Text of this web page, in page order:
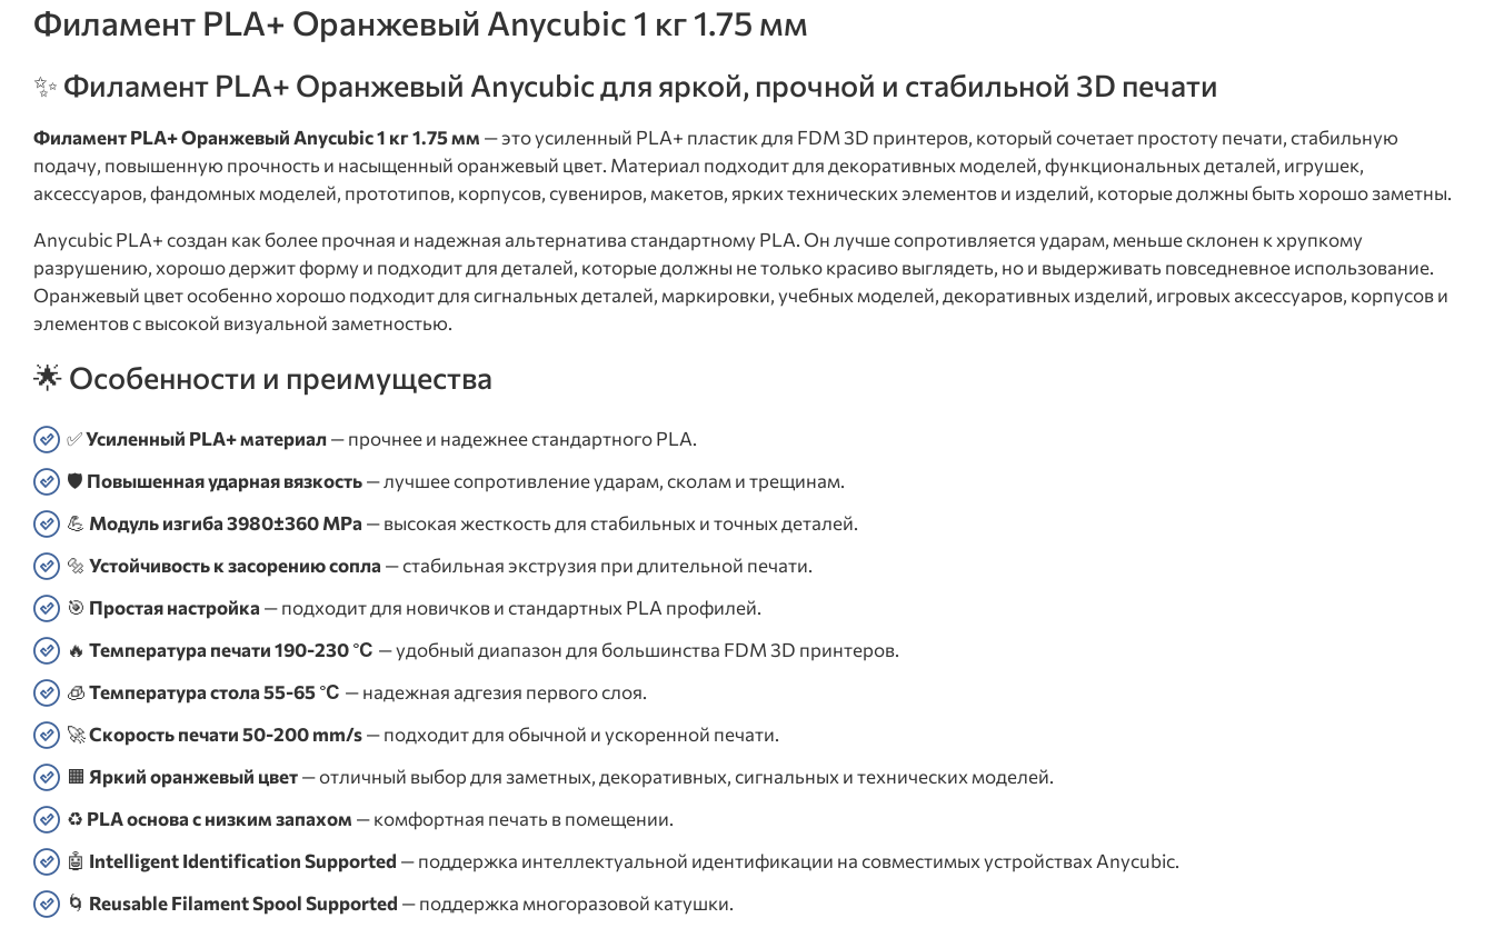
Филамент PLA+ Оранжевый Anycubic 1 кг 1.75 мм
✨ Филамент PLA+ Оранжевый Anycubic для яркой, прочной и стабильной 3D печати
Филамент PLA+ Оранжевый Anycubic 1 кг 1.75 мм — это усиленный PLA+ пластик для FDM 3D принтеров, который сочетает простоту печати, стабильную
подачу, повышенную прочность и насыщенный оранжевый цвет. Материал подходит для декоративных моделей, функциональных деталей, игрушек,
аксессуаров, фандомных моделей, прототипов, корпусов, сувениров, макетов, ярких технических элементов и изделий, которые должны быть хорошо заметны.
Anycubic PLA+ создан как более прочная и надежная альтернатива стандартному PLA. Он лучше сопротивляется ударам, меньше склонен к хрупкому
разрушению, хорошо держит форму и подходит для деталей, которые должны не только красиво выглядеть, но и выдерживать повседневное использование.
Оранжевый цвет особенно хорошо подходит для сигнальных деталей, маркировки, учебных моделей, декоративных изделий, игровых аксессуаров, корпусов и
элементов с высокой визуальной заметностью.
🌟 Особенности и преимущества
✅Усиленный PLA+ материал— прочнее и надежнее стандартного PLA.
🛡️ Повышенная ударная вязкость— лучшее сопротивление ударам, сколам и трещинам.
💪 Модуль изгиба 3980±360 MPa — высокая жесткость для стабильных и точных деталей.
🔩 Устойчивость к засорению сопла — стабильная экструзия при длительной печати.
🎯 Простая настройка — подходит для новичков и стандартных PLA профилей.
🔥 Температура печати 190-230 ℃ — удобный диапазон для большинства FDM 3D принтеров.
🧊Температура стола 55-65 ℃ — надежная адгезия первого слоя.
🚀Скорость печати 50-200 mm/s— подходит для обычной и ускоренной печати.
🟧 Яркий оранжевый цвет— отличный выбор для заметных, декоративных, сигнальных и технических моделей.
♻️ PLA основа с низким запахом — комфортная печать в помещении.
🤖 Intelligent Identification Supported — поддержка интеллектуальной идентификации на совместимых устройствах Anycubic.
🌀 Reusable Filament Spool Supported — поддержка многоразовой катушки.